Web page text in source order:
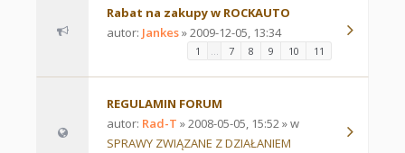
Rabat na zakupy w ROCKAUTO
autor: Jankes» 2009-12-05, 13:34
1 … 7 8 9 10 11
REGULAMIN FORUM
autor: Rad-T » 2008-05-05, 15:52 » w
SPRAWY ZWIĄZANE Z DZIAŁANIEM